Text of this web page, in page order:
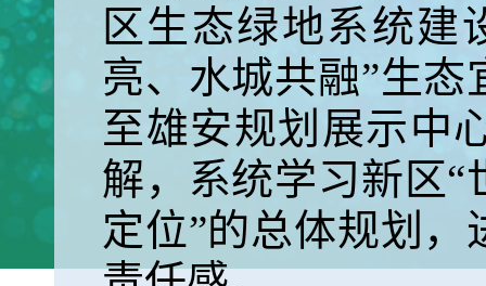
区生态绿地系统建
亮、水城共融”生
至雄安规划展示中
解，系统学习新区
定位”的总体规划